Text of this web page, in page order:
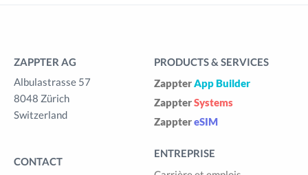
ZAPPTER AG
Albulastrasse 57
8048 Zürich
Switzerland
CONTACT
PRODUCTS & SERVICES
ZappterApp Builder
ZappterSystems
ZapptereSIM
ENTREPRISE